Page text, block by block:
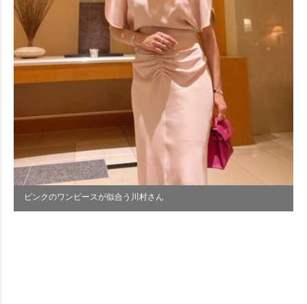
ピンクのワンピースが似合う川村さん